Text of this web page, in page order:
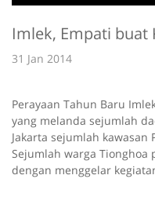
Imlek, Empati buat
31 Jan 2014
Perayaan Tahun Baru
yang melanda sejumlah
Jakarta sejumlah
Sejumlah warga
dengan menggelar